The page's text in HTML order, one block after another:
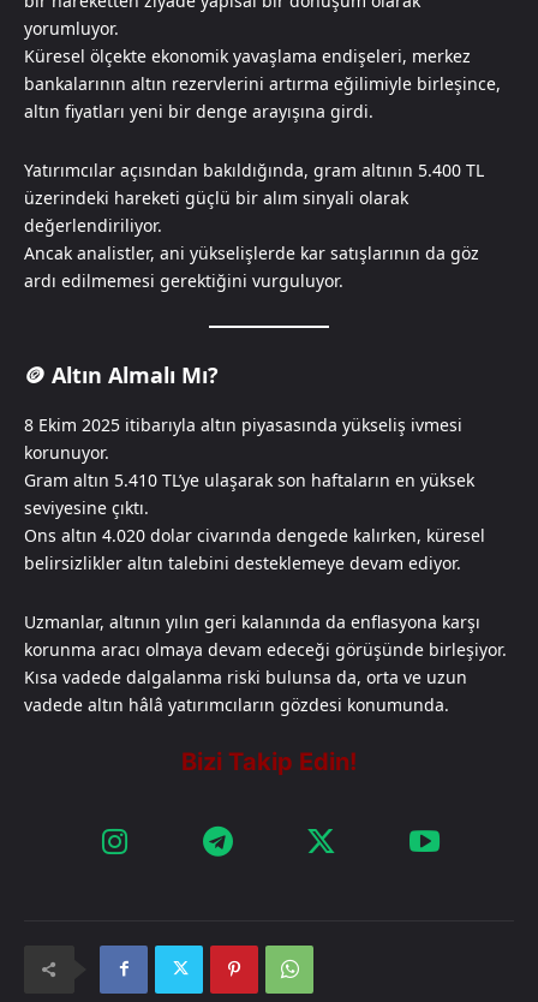
yorumluyor.
Küresel ölçekte ekonomik yavaşlama endişeleri, merkez
bankalarının altın rezervlerini artırma eğilimiyle birleşince,
altın fiyatları yeni bir denge arayışına girdi.
Yatırımcılar açısından bakıldığında, gram altının 5.400 TL
üzerindeki hareketi güçlü bir alım sinyali olarak
değerlendiriliyor.
Ancak analistler, ani yükselişlerde kar satışlarının da göz
ardı edilmemesi gerektiğini vurguluyor.
🪙 Altın Almalı Mı?
8 Ekim 2025 itibarıyla altın piyasasında yükseliş ivmesi
korunuyor.
Gram altın 5.410 TL’ye ulaşarak son haftaların en yüksek
seviyesine çıktı.
Ons altın 4.020 dolar civarında dengede kalırken, küresel
belirsizlikler altın talebini desteklemeye devam ediyor.
Uzmanlar, altının yılın geri kalanında da enflasyona karşı
korunma aracı olmaya devam edeceği görüşünde birleşiyor.
Kısa vadede dalgalanma riski bulunsa da, orta ve uzun
vadede altın hâlâ yatırımcıların gözdesi konumunda.